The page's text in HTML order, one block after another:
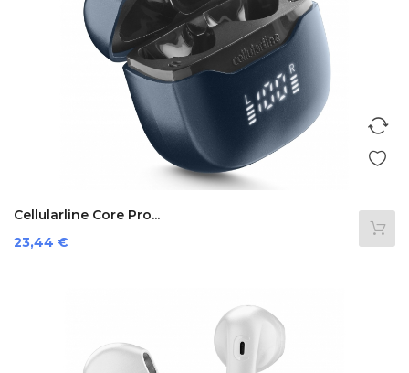
Cellularline Core Pro...
Prezzo
23,44 €